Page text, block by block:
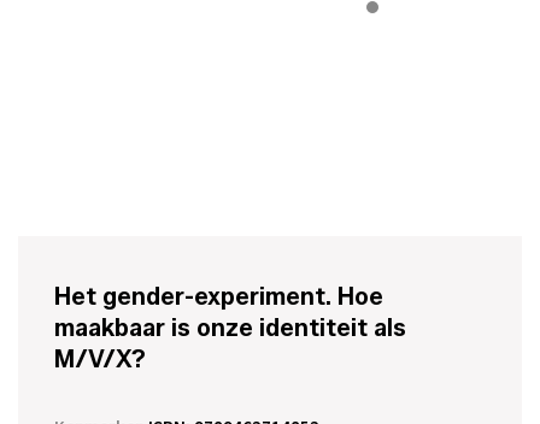
Het gender-experiment. Hoe
maakbaar is onze identiteit als
M/V/X?